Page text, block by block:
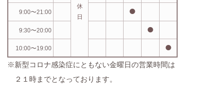
休
日
9:00〜21:00 ⚫︎
9:30〜20:00 ⚫︎
10:00〜19:00 ⚫︎
※新型コロナ感染症にともない金曜日の営業時間は
２１時までとなっております。